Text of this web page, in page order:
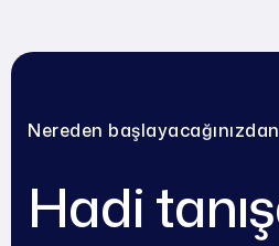
Nereden
Hadi